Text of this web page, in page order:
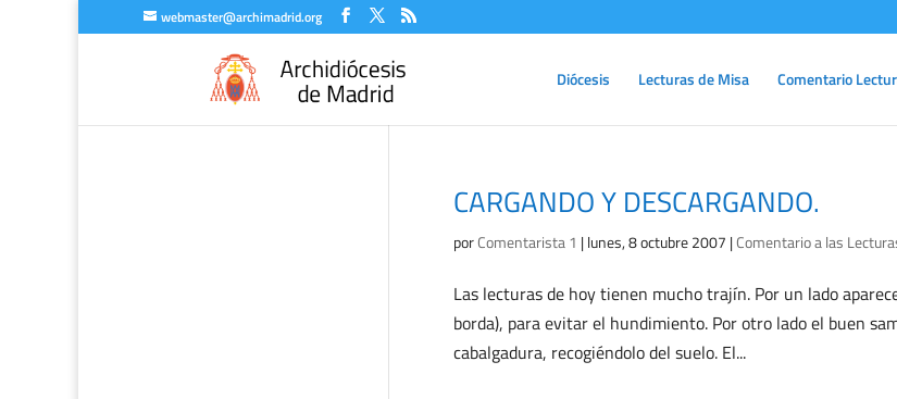
webmaster@archimadrid.org
Diócesis Lecturas de Misa Comentario
CARGANDO Y DESCARGANDO.
porComentarista 1 |lunes, 8 octubre 2007 |Comentario a las
Las lecturas de hoy tienen mucho trajín. Por un lado
borda), para evitar el hundimiento. Por otro lado el buen
cabalgadura, recogiéndolo del suelo. El...